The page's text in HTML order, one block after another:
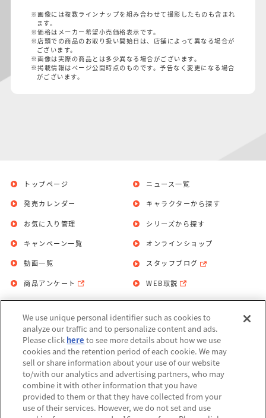
※画像には複数ラインナップを組み合わせて撮影したものも含まれ
ます。
※価格はメーカー希望小売価格表示です。
※店頭での商品のお取り扱い開始日は、店舗によって異なる場合が
ございます。
※画像は実際の商品とは多少異なる場合がございます。
※掲載情報はページ公開時点のものです。予告なく変更になる場合
がございます。
トップページ
発売カレンダー
お気に入り管理
ニュース一覧
キャラクターから探す
シリーズから探す
キャンペーン一覧
動画一覧
商品アンケート
オンラインショップ
スタッフブログ
WEB取説
お問い合わせ 個人情報保護方針
利用規約
Do Not Sell or Share My Personal
Information
アレルギー情報
We use unique personal identifier such as cookies to
analyze our traffic and to personalize content and ads.
Please click here to see more details about how we use
cookies and the retention period of each cookie. We may
sell or share information about your use of our website
to/with our analytics and advertising partners, who may
combine it with other information that you have
provided to them or that they have collected from your
use of their services. However, we do not set and use